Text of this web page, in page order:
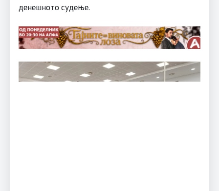
денешното судење.